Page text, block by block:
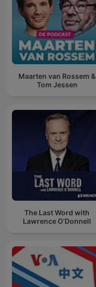
Maarten van Rossem &
Tom Jessen
The Last Word with
Lawrence O’Donnell